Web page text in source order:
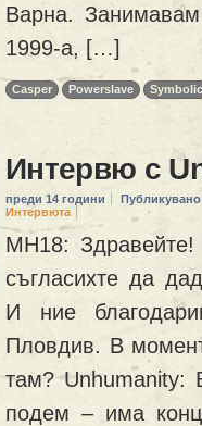
Варна.
1999-а, […]
Casper Powerslave Symbolic
Интервю с
преди 14 години Публикувано
Интервюта
MH18:
съгласихте да
И ние
Пловдив. В
там? Unhumanity:
подем – има